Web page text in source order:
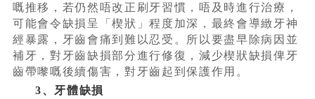
嘅推移，若仍然唔改正刷牙習慣，唔及時進行治療，
可能會令缺損呈「楔狀」程度加深，最終會導緻牙神
經暴露，牙齒會痛到難以忍受。所以要盡早除病因並
補牙，對牙齒缺損部分進行修復，減少楔狀缺損俾牙
齒帶嚟嘅後續傷害，對牙齒起到保護作用。
3、牙體缺損